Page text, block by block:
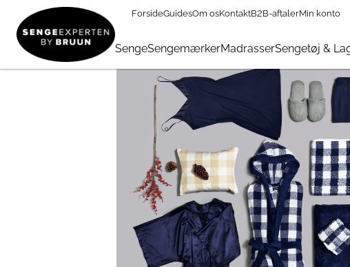
ForsideGuidesOm osKontaktB2B-aftalerMin konto
SengeSengemærkerMadrasserSengetøj &
FØDSELSDAG → Tilbehør I Tilbud → Til Sengeexperten